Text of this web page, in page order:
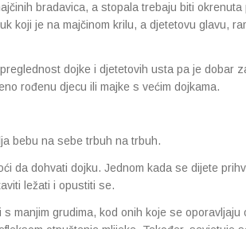
bradavica, a stopala trebaju biti okrenuta
koji je na majčinom krilu, a djetetovu glavu,
dojke i djetetovih usta pa je dobar
rođenu djecu ili majke s većim dojkama.
bebu na sebe trbuh na trbuh.
da dohvati dojku. Jednom kada se dijete
ležati i opustiti se.
manjim grudima, kod onih koje se oporavljaju